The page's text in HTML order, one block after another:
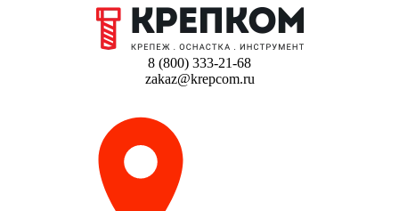
8 (800) 333-21-68
zakaz@krepcom.ru